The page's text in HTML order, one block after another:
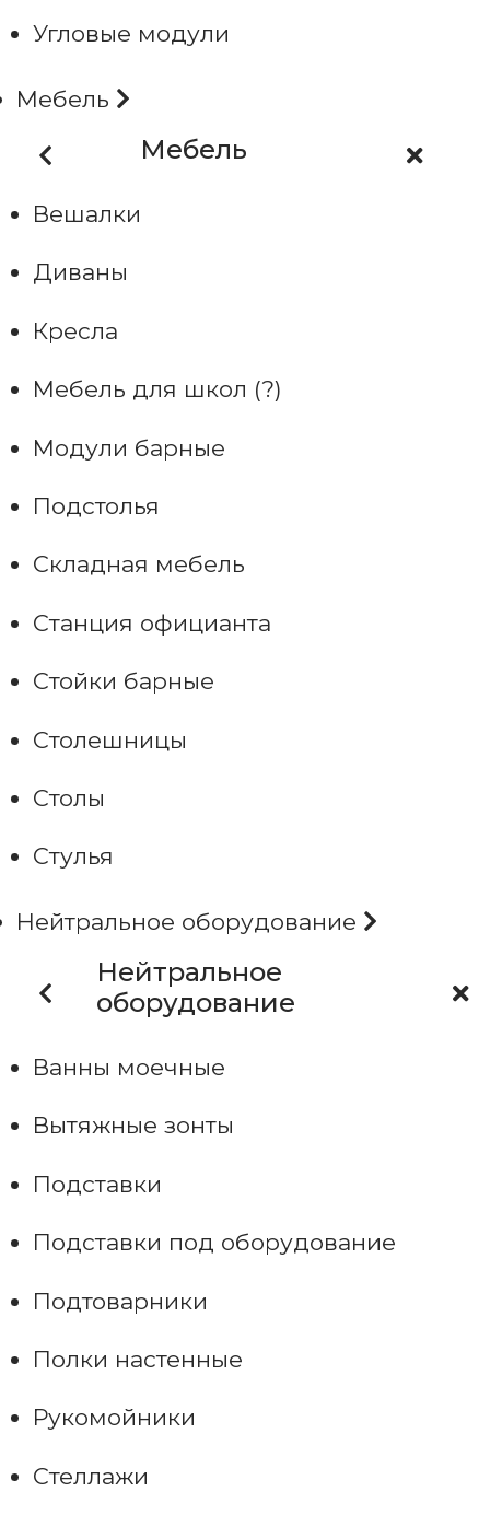
Угловые модули
Мебель
Мебель
Вешалки
Диваны
Кресла
Мебель для школ (?)
Модули барные
Подстолья
Складная мебель
Станция официанта
Стойки барные
Столешницы
Столы
Стулья
Нейтральное оборудование
Нейтральное
оборудование
Ванны моечные
Вытяжные зонты
Подставки
Подставки под оборудование
Подтоварники
Полки настенные
Рукомойники
Стеллажи